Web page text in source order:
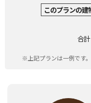
このプランの建
合計
※上記プランは一例です